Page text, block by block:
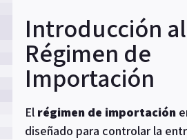
Introducción al
Régimen de
Importación
El régimen de importación
diseñado para controlar la